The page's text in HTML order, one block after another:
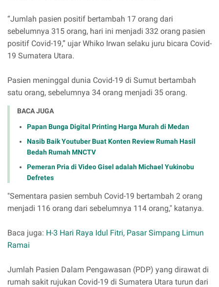
“Jumlah pasien positif bertambah 17 orang dari
sebelumnya 315 orang, hari ini menjadi 332 orang pasien
positif Covid-19,” ujar Whiko Irwan selaku juru bicara Covid-
19 Sumatera Utara.
Pasien meninggal dunia Covid-19 di Sumut bertambah
satu orang, sebelumnya 34 orang menjadi 35 orang.
BACA JUGA
Papan Bunga Digital Printing Harga Murah di Medan
Nasib Baik Youtuber Buat Konten Review Rumah Hasil
Bedah Rumah MNCTV
Pemeran Pria di Video Gisel adalah Michael Yukinobu
Defretes
"Sementara pasien sembuh Covid-19 bertambah 2 orang
menjadi 116 orang dari sebelumnya 114 orang," katanya.
Baca juga: H-3 Hari Raya Idul Fitri, Pasar Simpang Limun
Ramai
Jumlah Pasien Dalam Pengawasan (PDP) yang dirawat di
rumah sakit rujukan Covid-19 di Sumatera Utara turun dari